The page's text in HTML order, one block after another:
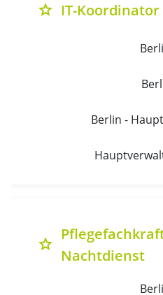
grade IT-
Berlin -
grade
Nachtdienst